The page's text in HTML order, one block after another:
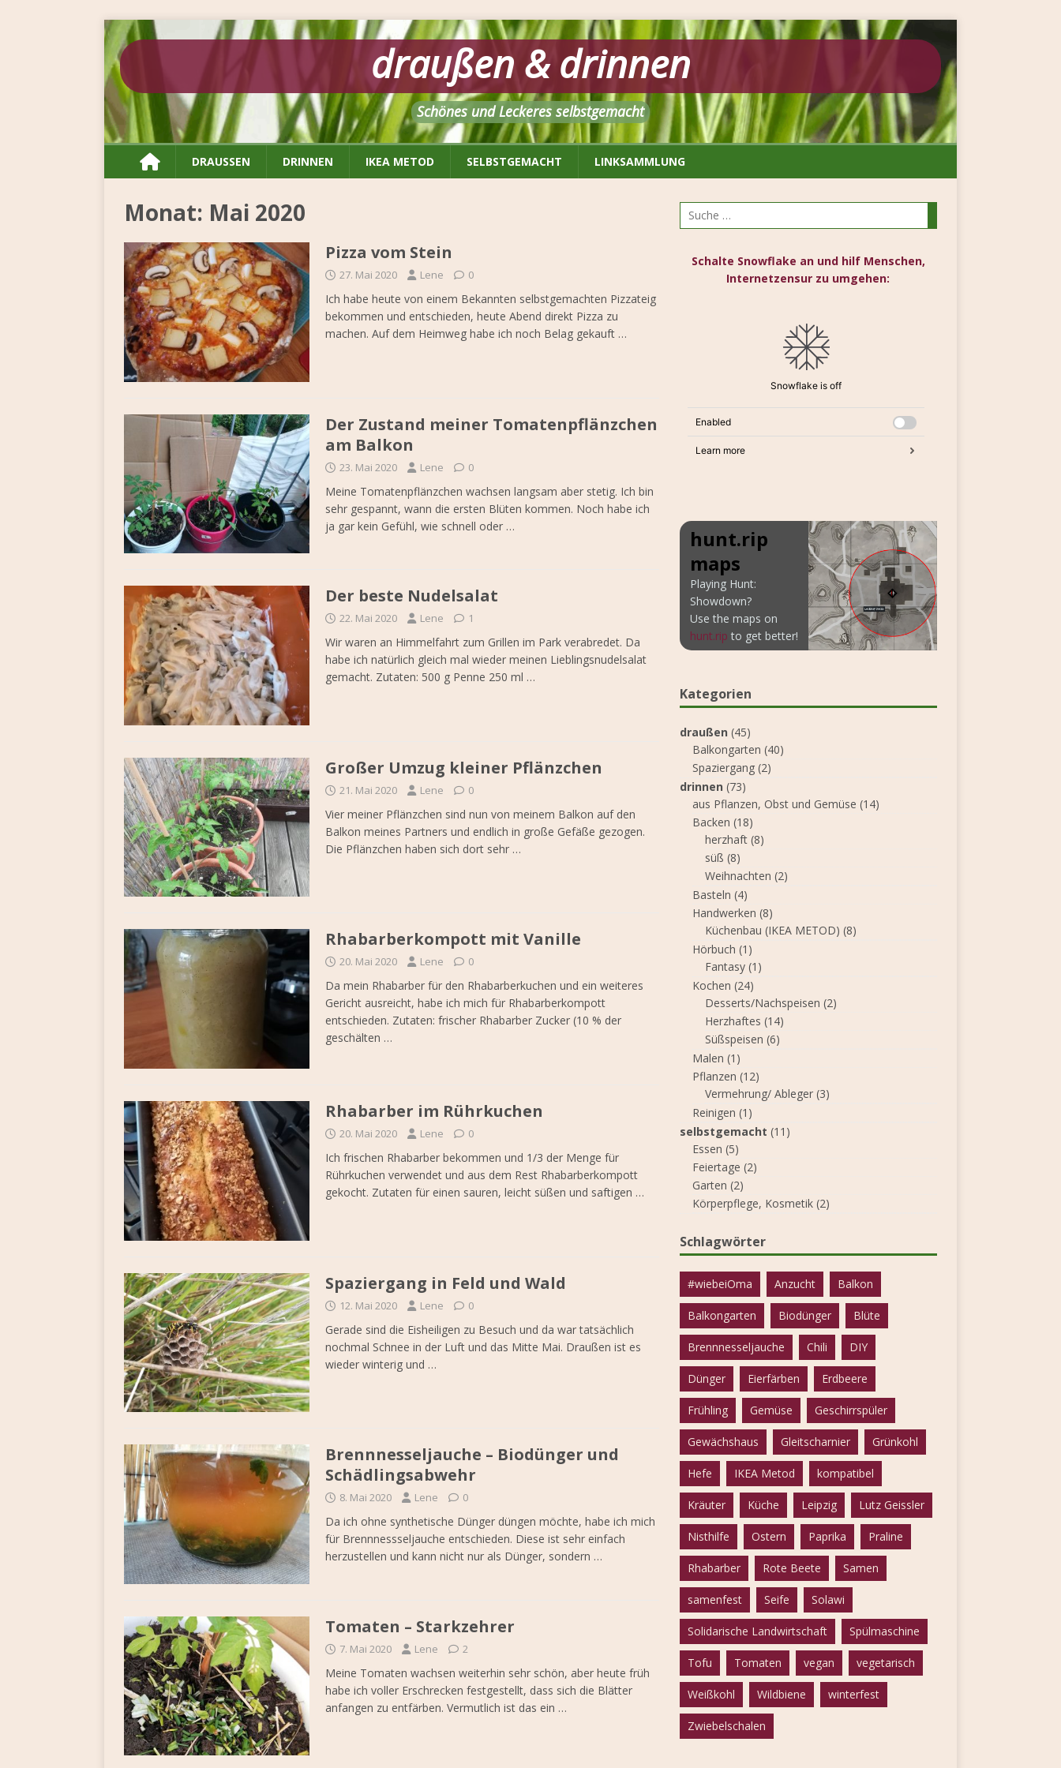
draußen & drinnen
Schönes und Leckeres selbstgemacht
 DRAUSSEN DRINNEN IKEA METOD SELBSTGEMACHT LINKSAMMLUNG
Monat: Mai 2020
Pizza vom Stein
27. Mai 2020 Lene 0
Ich habe heute von einem Bekannten selbstgemachten Pizzateig
bekommen und entschieden, heute Abend direkt Pizza zu
machen. Auf dem Heimweg habe ich noch Belag gekauft …
Der Zustand meiner Tomatenpflänzchen
am Balkon
23. Mai 2020 Lene 0
Meine Tomatenpflänzchen wachsen langsam aber stetig. Ich bin
sehr gespannt, wann die ersten Blüten kommen. Noch habe ich
ja gar kein Gefühl, wie schnell oder …
Der beste Nudelsalat
22. Mai 2020 Lene 1
Wir waren an Himmelfahrt zum Grillen im Park verabredet. Da
habe ich natürlich gleich mal wieder meinen Lieblingsnudelsalat
gemacht. Zutaten: 500 g Penne 250 ml …
Großer Umzug kleiner Pflänzchen
21. Mai 2020 Lene 0
Vier meiner Pflänzchen sind nun von meinem Balkon auf den
Balkon meines Partners und endlich in große Gefäße gezogen.
Die Pflänzchen haben sich dort sehr …
Rhabarberkompott mit Vanille
20. Mai 2020 Lene 0
Da mein Rhabarber für den Rhabarberkuchen und ein weiteres
Gericht ausreicht, habe ich mich für Rhabarberkompott
entschieden. Zutaten: frischer Rhabarber Zucker (10 % der
geschälten …
Rhabarber im Rührkuchen
20. Mai 2020 Lene 0
Ich frischen Rhabarber bekommen und 1/3 der Menge für
Rührkuchen verwendet und aus dem Rest Rhabarberkompott
gekocht. Zutaten für einen sauren, leicht süßen und saftigen …
Spaziergang in Feld und Wald
12. Mai 2020 Lene 0
Gerade sind die Eisheiligen zu Besuch und da war tatsächlich
nochmal Schnee in der Luft und das Mitte Mai. Draußen ist es
wieder winterig und …
Brennnesseljauche – Biodünger und
Schädlingsabwehr
8. Mai 2020 Lene 0
Da ich ohne synthetische Dünger düngen möchte, habe ich mich
für Brennnessseljauche entschieden. Diese ist sehr einfach
herzustellen und kann nicht nur als Dünger, sondern …
Tomaten – Starkzehrer
7. Mai 2020 Lene 2
Meine Tomaten wachsen weiterhin sehr schön, aber heute früh
habe ich voller Erschrecken festgestellt, dass sich die Blätter
anfangen zu entfärben. Vermutlich ist das ein …
Schalte Snowflake an und hilf Menschen,
Internetzensur zu umgehen:
hunt.rip
maps
Playing Hunt:
Showdown?
Use the maps on
hunt.rip to get better!
Kategorien
draußen (45)
Balkongarten (40)
Spaziergang(2)
drinnen (73)
aus Pflanzen, Obst und Gemüse (14)
Backen (18)
herzhaft(8)
süß (8)
Weihnachten (2)
Basteln (4)
Handwerken (8)
Küchenbau (IKEA METOD) (8)
Hörbuch (1)
Fantasy(1)
Kochen (24)
Desserts/Nachspeisen (2)
Herzhaftes (14)
Süßspeisen (6)
Malen (1)
Pflanzen (12)
Vermehrung/ Ableger(3)
Reinigen (1)
selbstgemacht (11)
Essen (5)
Feiertage (2)
Garten (2)
Körperpflege, Kosmetik(2)
Schlagwörter
#wiebeiOma Anzucht Balkon
Balkongarten Biodünger Blüte
Brennnesseljauche Chili DIY
Dünger Eierfärben Erdbeere
Frühling Gemüse Geschirrspüler
Gewächshaus Gleitscharnier Grünkohl
Hefe IKEA Metod kompatibel
Kräuter Küche Leipzig Lutz Geissler
Nisthilfe Ostern Paprika Praline
Rhabarber Rote Beete Samen
samenfest Seife Solawi
Solidarische Landwirtschaft Spülmaschine
Tofu Tomaten vegan vegetarisch
Weißkohl Wildbiene winterfest
Zwiebelschalen